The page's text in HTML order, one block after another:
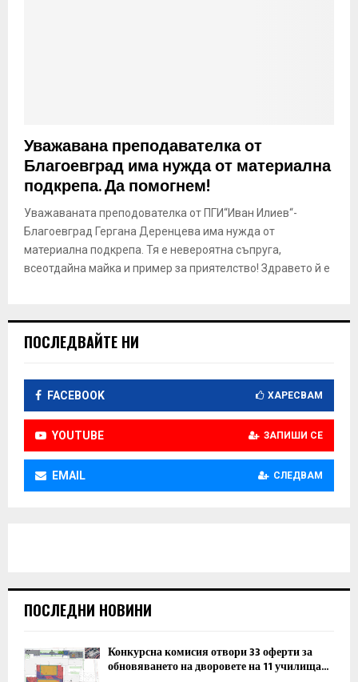
Уважавана преподавателка от
Благоевград има нужда от материална
подкрепа. Да помогнем!
Уважаваната преподователка от ПГИ“Иван Илиев“-
Благоевград Гергана Деренцева има нужда от
материална подкрепа. Тя е невероятна съпруга,
всеотдайна майка и пример за приятелство! Здравето й е
ПОСЛЕДВАЙТЕ НИ
FACEBOOK ХАРЕСВАМ
YOUTUBE ЗАПИШИ СЕ
EMAIL СЛЕДВАМ
ПОСЛЕДНИ НОВИНИ
Конкурсна комисия отвори 33 оферти за
обновяването на дворовете на 11 училища...